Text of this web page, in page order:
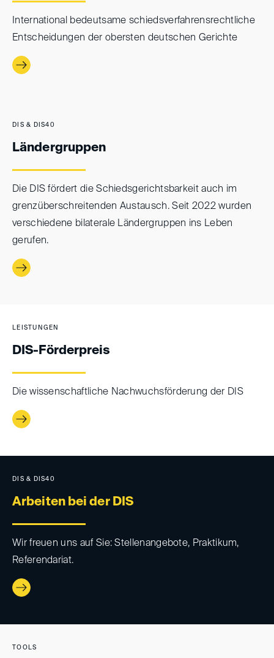
International bedeutsame schieds­verfahrens­rechtliche
Entscheidungen der obersten deutschen Gerichte
DIS & DIS40
Ländergruppen
Die DIS fördert die Schiedsgerichtsbarkeit auch im
grenzüberschreitenden Austausch. Seit 2022 wurden
verschiedene bilaterale Ländergruppen ins Leben
gerufen.
LEISTUNGEN
DIS-Förderpreis
Die wissenschaftliche Nachwuchsförderung der DIS
DIS & DIS40
Arbeiten bei der DIS
Wir freuen uns auf Sie: Stellenangebote, Praktikum,
Referendariat.
TOOLS